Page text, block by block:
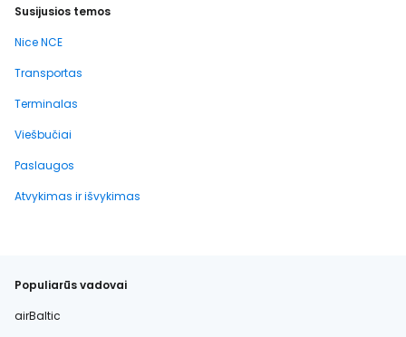
Susijusios temos
Nice NCE
Transportas
Terminalas
Viešbučiai
Paslaugos
Atvykimas ir išvykimas
Populiarūs vadovai
airBaltic